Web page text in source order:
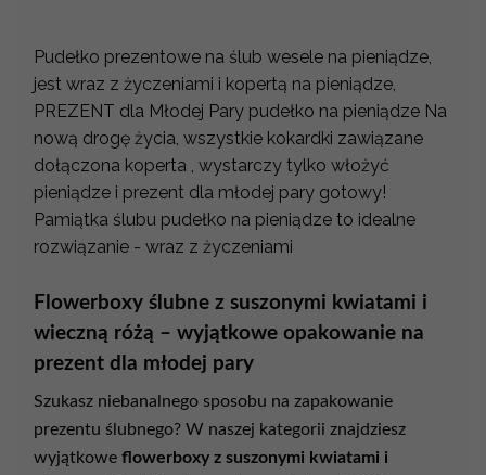
Pudełko prezentowe na ślub wesele na pieniądze,
jest wraz z życzeniami i kopertą na pieniądze,
PREZENT dla Młodej Pary pudełko na pieniądze Na
nową drogę życia, wszystkie kokardki zawiązane
dołączona koperta , wystarczy tylko włożyć
pieniądze i prezent dla młodej pary gotowy!
Pamiątka ślubu pudełko na pieniądze to idealne
rozwiązanie - wraz z życzeniami
Flowerboxy ślubne z suszonymi kwiatami i
wieczną różą – wyjątkowe opakowanie na
prezent dla młodej pary
Szukasz niebanalnego sposobu na zapakowanie
prezentu ślubnego? W naszej kategorii znajdziesz
wyjątkowe flowerboxy z suszonymi kwiatami i